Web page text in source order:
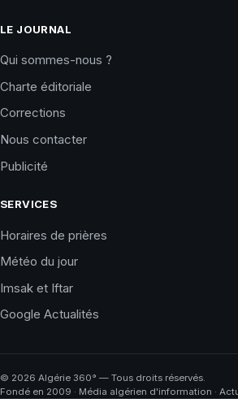
LE JOURNAL
Qui sommes-nous ?
Charte éditoriale
Corrections
Nous contacter
Publicité
SERVICES
Horaires de prières
Météo du jour
Imsak et Iftar
Google Actualités
© 2026 Algérie 360° — Tous droits réservés.
Fondé en 2009 · Média algérien d'information ·